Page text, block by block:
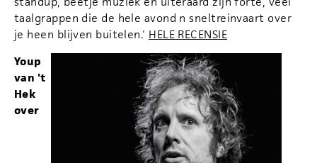
taalgrappen die de hele avond n sneltreinvaart over
je heen blijven buitelen.' HELE RECENSIE
Youp
van 't
Hek
over